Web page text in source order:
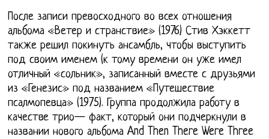
После записи превосходного во всех отношения
альбома «Ветер и странствие» (1976) Стив Хэккетт
также решил покинуть ансамбль, чтобы выступить
под своим именем (к тому времени он уже имел
отличный «сольник», записанный вместе с друзьями
из «Генезис» под названием «Путешествие
псалмопевца» (1975). Группа продолжила работу в
качестве трио— факт, который они подчеркнули в
названии нового альбома And Then There Were Three